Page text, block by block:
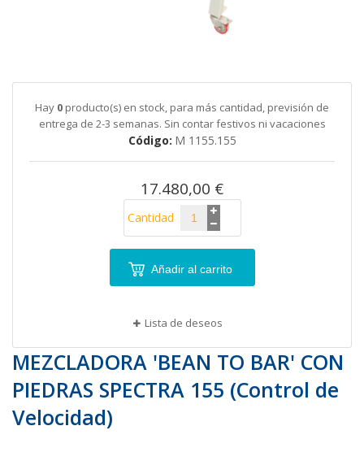
comienzo
galería
imágenes
Hay 0 producto(s) en stock, para más cantidad, previsión de
entrega de 2-3 semanas. Sin contar festivos ni vacaciones
Código M 1155.155
17.480,00 €
Cantidad
Añadir al carrito
Lista de deseos
MEZCLADORA 'BEAN TO BAR' CON
PIEDRAS SPECTRA 155 (Control de
Velocidad)